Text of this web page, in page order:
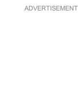
ADVERTISEMENT